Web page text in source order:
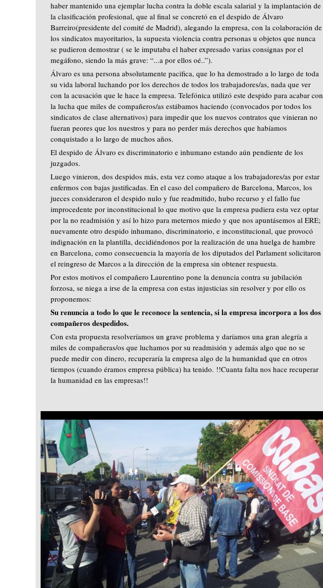
haber mantenido una ejemplar lucha contra la doble escala salarial y la implantación de
la clasificación profesional, que al final se concretó en el despido de Álvaro
Barreiro(presidente del comité de Madrid), alegando la empresa, con la colaboración de
los sindicatos mayoritarios, la supuesta violencia contra personas u objetos que nunca
se pudieron demostrar ( se le imputaba el haber expresado varias consignas por el
megáfono, siendo la más grave: “...a por ellos oé..”).
Álvaro es una persona absolutamente pacifica, que lo ha demostrado a lo largo de toda
su vida laboral luchando por los derechos de todos los trabajadores/as, nada que ver
con la acusación que le hace la empresa. Telefónica utilizó este despido para acabar con
la lucha que miles de compañeros/as estábamos haciendo (convocados por todos los
sindicatos de clase alternativos) para impedir que los nuevos contratos que vinieran no
fueran peores que los nuestros y para no perder más derechos que habíamos
conquistado a lo largo de muchos años.
El despido de Álvaro es discriminatorio e inhumano estando aún pendiente de los
juzgados.
Luego vinieron, dos despidos más, esta vez como ataque a los trabajadores/as por estar
enfermos con bajas justificadas. En el caso del compañero de Barcelona, Marcos, los
jueces consideraron el despido nulo y fue readmitido, hubo recurso y el fallo fue
improcedente por inconstitucional lo que motivo que la empresa pudiera esta vez optar
por la no readmisión y así lo hizo para meternos miedo y que nos apuntásemos al ERE;
nuevamente otro despido inhumano, discriminatorio, e inconstitucional, que provocó
indignación en la plantilla, decidiéndonos por la realización de una huelga de hambre
en Barcelona, como consecuencia la mayoría de los diputados del Parlament solicitaron
el reingreso de Marcos a la dirección de la empresa sin obtener respuesta.
Por estos motivos el compañero Laurentino pone la denuncia contra su jubilación
forzosa, se niega a irse de la empresa con estas injusticias sin resolver y por ello os
proponemos:
Su renuncia a todo lo que le reconoce la sentencia, si la empresa incorpora a los dos
compañeros despedidos.
Con esta propuesta resolveríamos un grave problema y daríamos una gran alegría a
miles de compañeras/os que luchamos por su readmisión y además algo que no se
puede medir con dinero, recuperaría la empresa algo de la humanidad que en otros
tiempos (cuando éramos empresa pública) ha tenido. !!Cuanta falta nos hace recuperar
la humanidad en las empresas!!